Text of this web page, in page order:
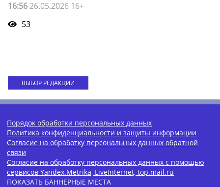
16:56 26.05.2026 16+
53
ВЫБОР РЕДАКЦИИ
Порядок обработки персональных данных
Политика конфиденциальности и защиты информации
Согласие на обработку персональных данных обратной
связи
Согласие на обработку персональных данных с помощью
сервисов Yandex.Metrika, LiveInternet, top.mail.ru
ПОКАЗАТЬ БАННЕРНЫЕ МЕСТА